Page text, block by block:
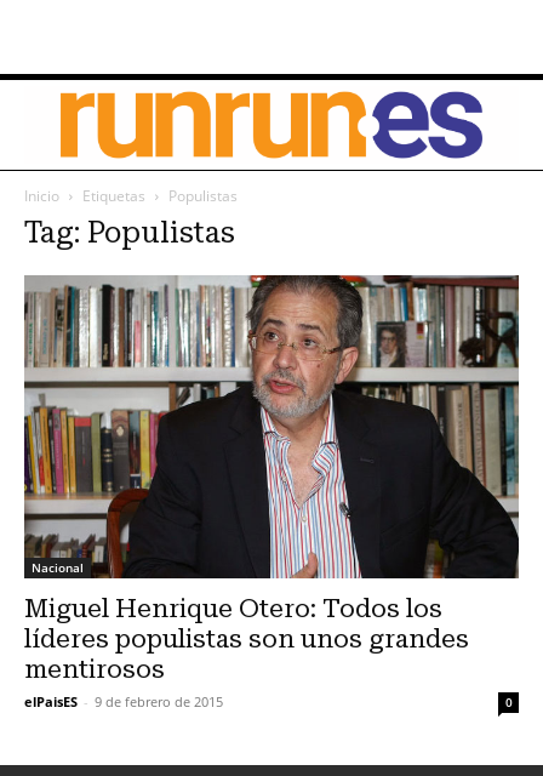
Inicio Etiquetas Populistas
Tag: Populistas
Nacional
Miguel Henrique Otero: Todos los
líderes populistas son unos grandes
mentirosos
elPaisES - 9 de febrero de 2015 0